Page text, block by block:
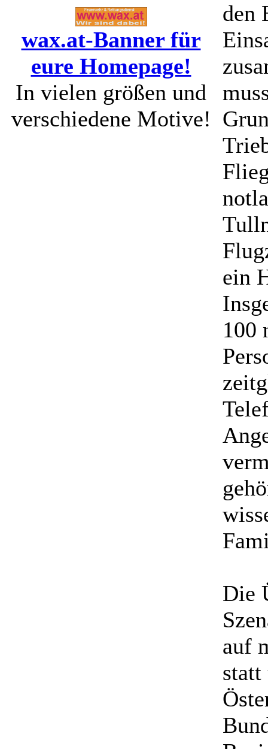
wax.at-Banner für
eure Homepage!
In vielen größen und
verschiedene Motive!
den
ein
100
Die
auf
statt